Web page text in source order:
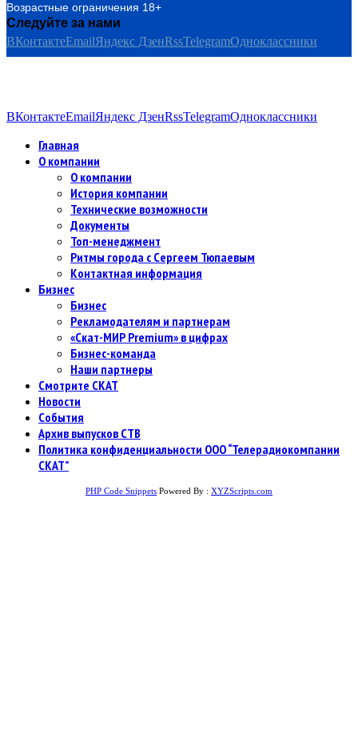
Возрастные ограничения 18+
Следуйте за нами
ВКонтактеEmailЯндекс ДзенRssTelegramОдноклассники
ВКонтактеEmailЯндекс ДзенRssTelegramОдноклассники
Главная
О компании
О компании
История компании
Технические возможности
Документы
Топ-менеджмент
Ритмы города с Сергеем Тюпаевым
Контактная информация
Бизнес
Бизнес
Рекламодателям и партнерам
«Скат-МИР Premium» в цифрах
Бизнес-команда
Наши партнеры
Смотрите СКАТ
Новости
События
Архив выпусков СТВ
Политика конфиденциальности ООО “Телерадиокомпании
СКАТ”
PHP Code Snippets Powered By : XYZScripts.com